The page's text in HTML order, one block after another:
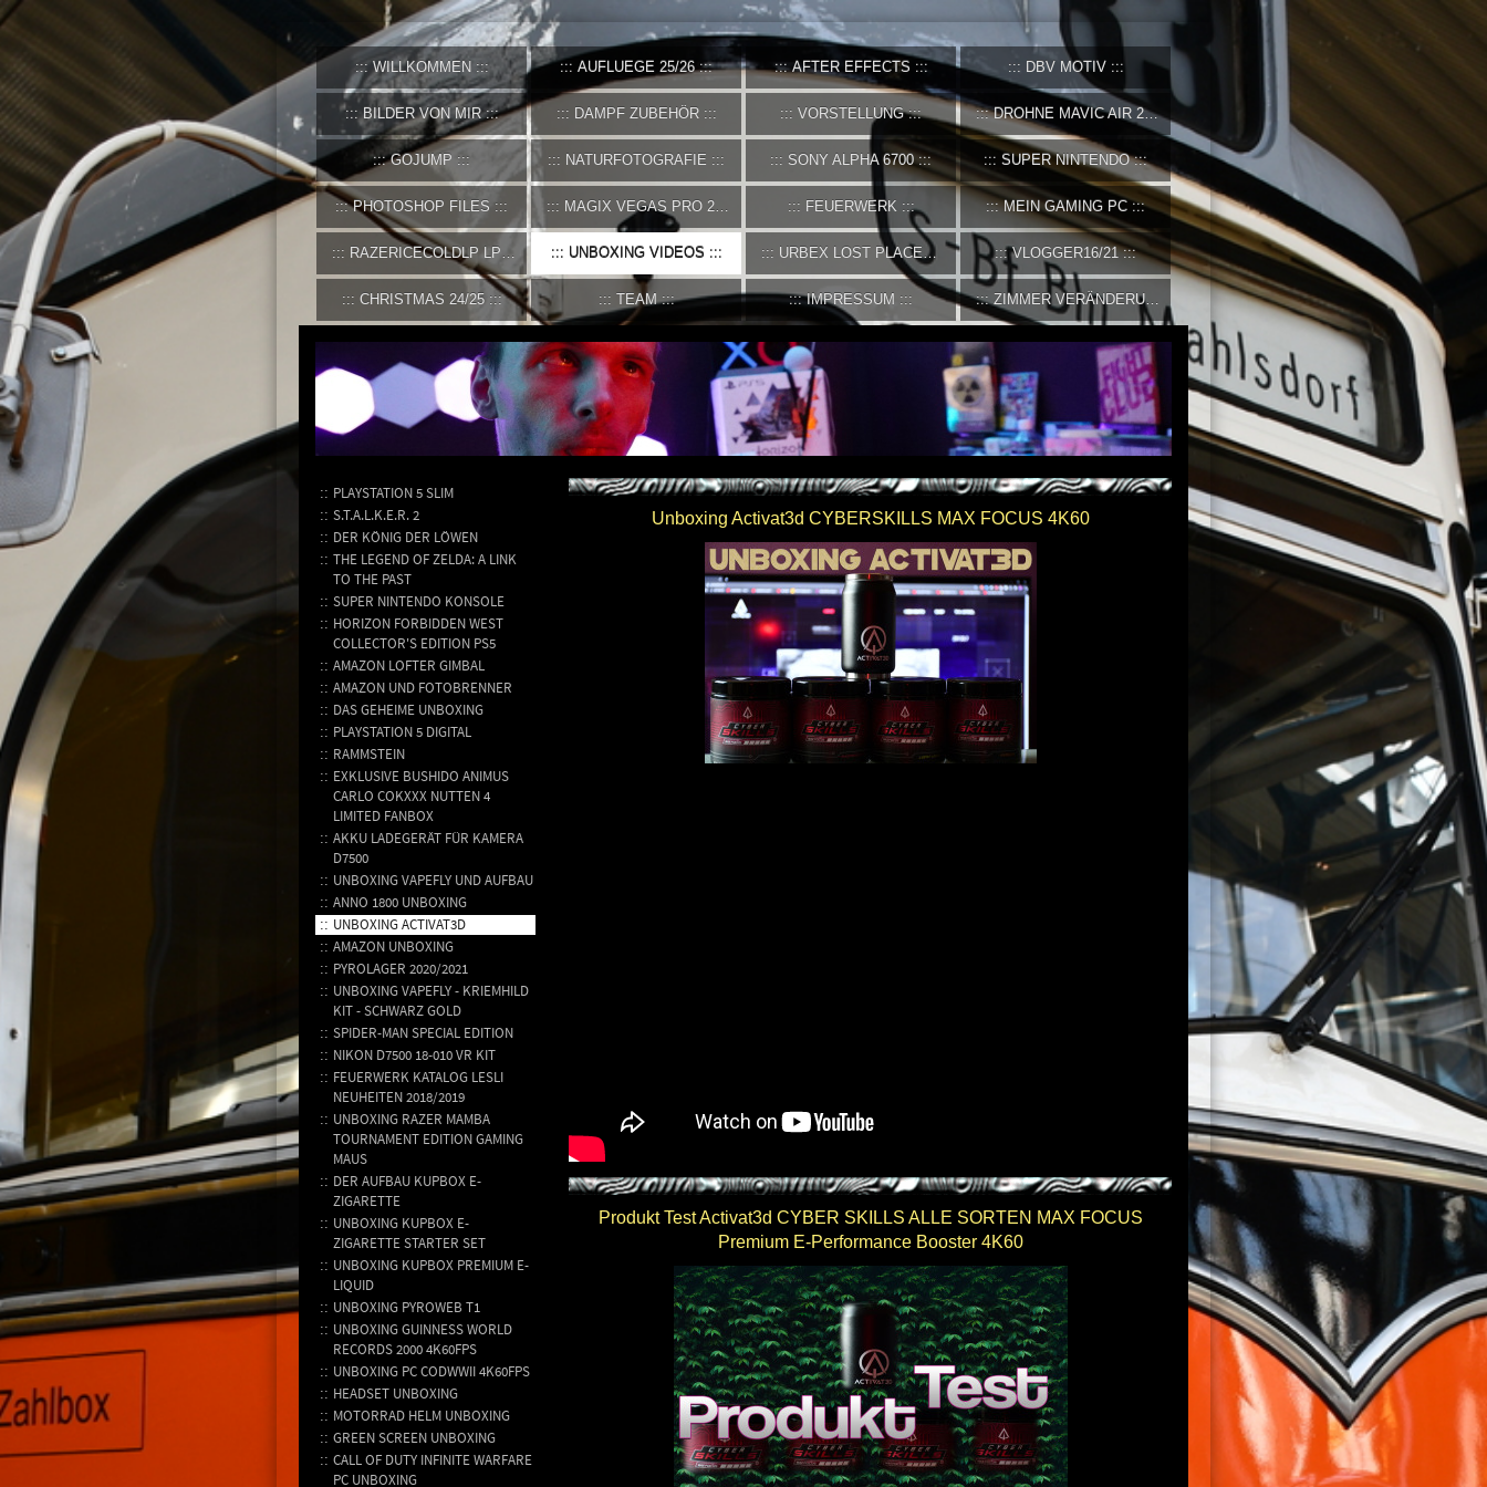
WILLKOMMEN AUFLUEGE 25/26 AFTER EFFECTS DBV MOTIV
BILDER VON MIR DAMPF ZUBEHÖR VORSTELLUNG DROHNE MAVIC AIR 2
GOJUMP NATURFOTOGRAFIE SONY ALPHA 6700 SUPER NINTENDO
PHOTOSHOP FILES MAGIX VEGAS PRO 21 FEUERWERK MEIN GAMING PC
RAZERICECOLDLP LP UNBOXING VIDEOS URBEX LOST PLACES VLOGGER16/21
CHRISTMAS 24/25 TEAM IMPRESSUM ZIMMER VERÄNDERUNG 2023
Unboxing Activat3d CYBERSKILLS MAX FOCUS 4K60
Produkt Test Activat3d CYBER SKILLS ALLE SORTEN MAX FOCUS
Premium E-Performance Booster 4K60
PLAYSTATION 5 SLIM
S.T.A.L.K.E.R. 2
DER KÖNIG DER LÖWEN
THE LEGEND OF ZELDA: A LINK
TO THE PAST
SUPER NINTENDO KONSOLE
HORIZON FORBIDDEN WEST
COLLECTOR'S EDITION PS5
AMAZON LOFTER GIMBAL
AMAZON UND FOTOBRENNER
DAS GEHEIME UNBOXING
PLAYSTATION 5 DIGITAL
RAMMSTEIN
EXKLUSIVE BUSHIDO ANIMUS
CARLO COKXXX NUTTEN 4
LIMITED FANBOX
AKKU LADEGERÄT FÜR KAMERA
D7500
UNBOXING VAPEFLY UND AUFBAU
ANNO 1800 UNBOXING
UNBOXING ACTIVAT3D
AMAZON UNBOXING
PYROLAGER 2020/2021
UNBOXING VAPEFLY - KRIEMHILD
KIT - SCHWARZ GOLD
SPIDER-MAN SPECIAL EDITION
NIKON D7500 18-010 VR KIT
FEUERWERK KATALOG LESLI
NEUHEITEN 2018/2019
UNBOXING RAZER MAMBA
TOURNAMENT EDITION GAMING
MAUS
DER AUFBAU KUPBOX E-
ZIGARETTE
UNBOXING KUPBOX E-
ZIGARETTE STARTER SET
UNBOXING KUPBOX PREMIUM E-
LIQUID
UNBOXING PYROWEB T1
UNBOXING GUINNESS WORLD
RECORDS 2000 4K60FPS
UNBOXING PC CODWWII 4K60FPS
HEADSET UNBOXING
MOTORRAD HELM UNBOXING
GREEN SCREEN UNBOXING
CALL OF DUTY INFINITE WARFARE
PC UNBOXING